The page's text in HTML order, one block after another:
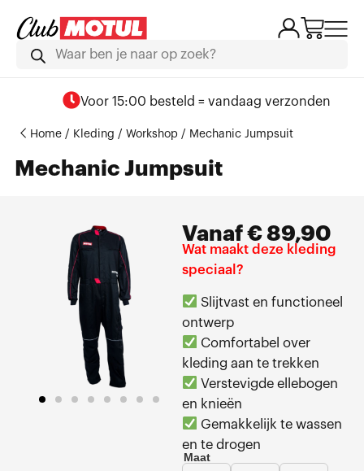
Voor 15:00 besteld = vandaag verzonden
Home/ Kleding / Workshop / Mechanic Jumpsuit
Mechanic Jumpsuit
Vanaf€89,90
Wat maakt deze kleding
speciaal?
Slijtvast en functioneel
ontwerp
Comfortabel over
kleding aan te trekken
Verstevigde ellebogen
en knieën
Gemakkelijk te wassen
en te drogen
Maat